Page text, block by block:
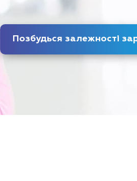
Позбудься залежності